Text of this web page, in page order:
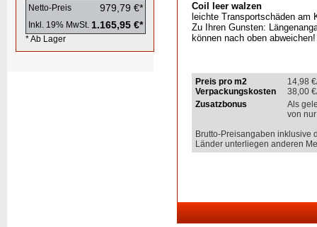
Netto-Preis 979,79 €*
Inkl. 19% MwSt. 1.165,95 €*
* Ab Lager
Coil leer walzen
leichte Transportschäden am
Zu Ihren Gunsten:
können nach oben abweichen!
Preis pro m2 14,98
Verpackungskosten
38,00
Zusatzbonus
Als
von
Brutto-Preisangaben inklusive
Länder unterliegen anderen